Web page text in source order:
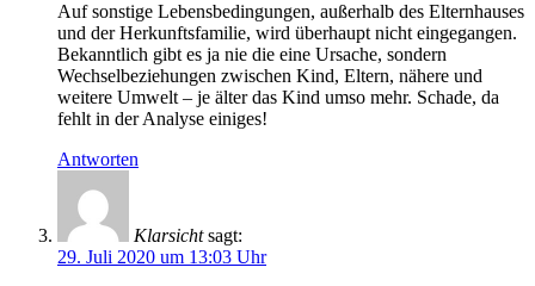
Auf sonstige Lebensbedingungen, außerhalb des Elternhauses
und der Herkunftsfamilie, wird überhaupt nicht eingegangen.
Bekanntlich gibt es ja nie die eine Ursache, sondern
Wechselbeziehungen zwischen Kind, Eltern, nähere und
weitere Umwelt – je älter das Kind umso mehr. Schade, da
fehlt in der Analyse einiges!
Antworten
Klarsicht sagt:
29. Juli 2020 um 13:03 Uhr